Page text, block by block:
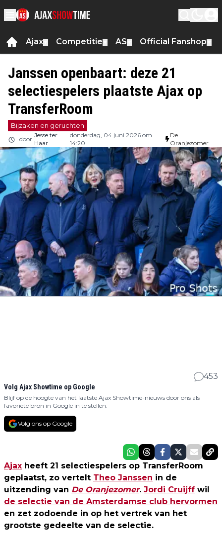
Ajax Competitie AS Official Fanshop
Janssen openbaart: deze 21
selectiespelers plaatste Ajax op
TransferRoom
Bijzaken en geruchten
door
Jesse ter
Haar
donderdag, 04 juni 2026 om
14:20
De
Oranjezomer
453
Volg Ajax Showtime op Google
Blijf op de hoogte van het laatste Ajax Showtime-nieuws door ons als
favoriete bron in Google in te stellen.
Volg ons op Google
Ajax heeft 21 selectiespelers op TransferRoom
geplaatst, zo vertelt Theo Janssen in de
uitzending van De Oranjezomer. Jordi Cruijff wil
de selectie van de Amsterdamse club hervormen
en zet zodoende in op het vertrek van het
grootste gedeelte van de selectie.